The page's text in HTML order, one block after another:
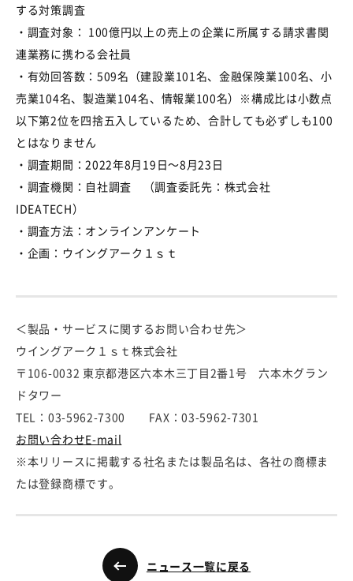
する対策調査
・調査対象： 100億円以上の売上の企業に所属する請求書関
連業務に携わる会社員
・有効回答数： 509名（建設業101 名、金融保険業100名、小
売業104名、製造業104名、情報業100名）※構成比は小数点
以下第2位を四捨五入しているため、合計しても必ずしも100
とはなりません
・調査期間：2022年8月 19 日～8 月23 日
・調査機関：自社調査 （調査委託先：株式会社
IDEATECH）
・調査方法：オンラインアンケート
・企画：ウイングアーク１ｓｔ
＜製品・サービスに関するお問い合わせ先＞
ウイングアーク１ｓｔ株式会社
〒106-0032 東京都港区六本木三丁目2番1号 六本木グラン
ドタワー
TEL：03-5962-7300 FAX：03-5962-7301
お問い合わせE-mail
※本リリースに掲載する社名または製品名は、各社の商標ま
たは登録商標です。
ニュース一覧に戻る